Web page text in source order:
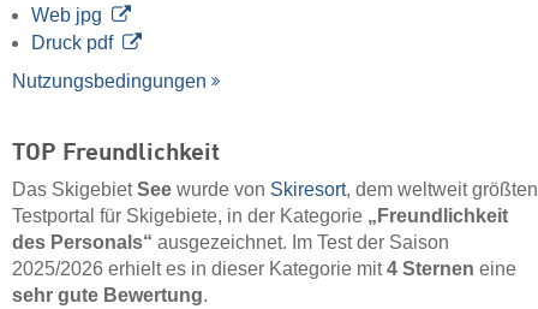
Web jpg
Druck pdf
Nutzungsbedingungen
TOP Freundlichkeit
Das SkigebietSee wurde von Skiresort, dem weltweit größten
Testportal für Skigebiete, in der Kategorie „Freundlichkeit
des Personals“ ausgezeichnet. Im Test der Saison
2025/2026 erhielt es in dieser Kategorie mit4 Sternen eine
sehr gute Bewertung.